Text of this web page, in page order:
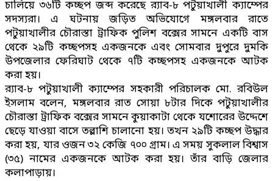
চালিয়ে ৩৬টি কচ্ছপ জব্দ করেছে র‌্যাব-৮ পটুয়াখালী ক্যাম্পের
সদস্যরা। এ ঘটনায় জড়িত অভিযোগে মঙ্গলবার রাতে
পটুয়াখালীর চৌরাস্তা ট্রাফিক পুলিশ বক্সের সামনে একটি বাস
থেকে ২৯টি কচ্ছপসহ একজনকে এবং সোমবার দুপুরে দুমকি
উপজেলার ফেরিঘাট থেকে ৭টি কচ্ছপসহ একজনকে আটক
করা হয়।
র‌্যাব-৮ পটুয়াখালী ক্যাম্পের সহকারী পরিচালক মো. রবিউল
ইসলাম বলেন, মঙ্গলবার রাত সোয়া ৮টার দিকে পটুয়াখালীর
চৌরাস্তা ট্রাফিক বক্সের সামনে কুয়াকাটা থেকে যশোরের উদ্দেশে
ছেড়ে যাওয়া বাসে তল্লাশি চালানো হয়। তখন ২৯টি কচ্ছপ উদ্ধার
করা হয়, যার ওজন ৩২ কেজি ৭০০ গ্রাম। এ সময় সুকলাল বিশ্বাস
(৩৫) নামের একজনকে আটক করা হয়। তাঁর বাড়ি জেলার
কলাপাড়ায়।